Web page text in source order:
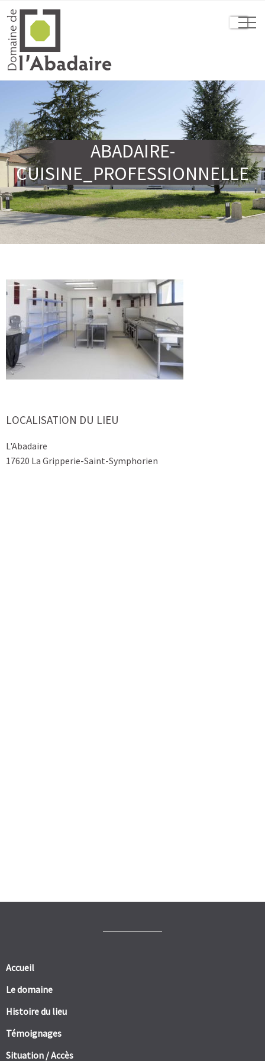
ABADAIRE-
CUISINE_PROFESSIONNELLE
LOCALISATION DU LIEU
L'Abadaire
17620 La Gripperie-Saint-Symphorien
Accueil
Le domaine
Histoire du lieu
Témoignages
Situation / Accès